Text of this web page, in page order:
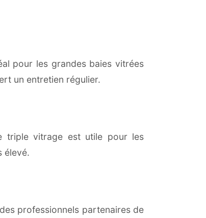
pour les grandes baies vitrées
un entretien régulier.
triple vitrage est utile pour les
élevé.
professionnels partenaires de